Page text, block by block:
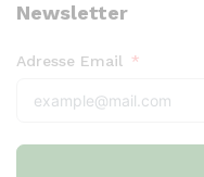
Newsletter
Adresse Email